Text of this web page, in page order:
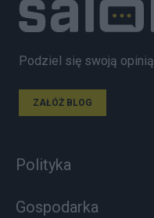
Podziel się swoją opinią
ZAŁÓŻ BLOG
Polityka
Gospodarka